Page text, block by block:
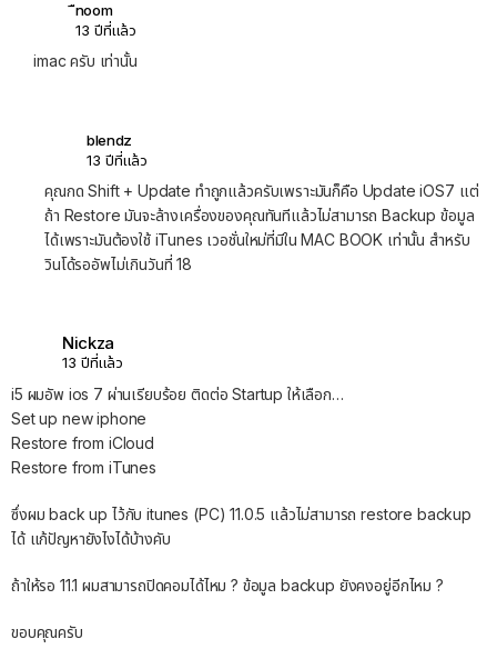
ืnoom
13 ปีที่แล้ว
imac ครับ เท่านั้น
blendz
13 ปีที่แล้ว
คุณกด Shift + Update ทำถูกแล้วครับเพราะมันก็คือ Update iOS7 แต่
ถ้า Restore มันจะล้างเครื่องของคุณทันทีแล้วไม่สามารถ Backup ข้อมูล
ได้เพราะมันต้องใช้ iTunes เวอชั่นใหม่ที่มีใน MAC BOOK เท่านั้น สำหรับ
วินโด้รออัพไม่เกินวันที่ 18
Nickza
13 ปีที่แล้ว
i5 ผมอัพ ios 7 ผ่านเรียบร้อย ติดต่อ Startup ให้เลือก…
Set up new iphone
Restore from iCloud
Restore from iTunes
ซึ่งผม back up ไว้กับ itunes (PC) 11.0.5 แล้วไม่สามารถ restore backup
ได้ แก้ปัญหายังไงได้บ้างคับ
ถ้าให้รอ 11.1 ผมสามารถปิดคอมได้ไหม ? ข้อมูล backup ยังคงอยู่อีกไหม ?
ขอบคุณครับ